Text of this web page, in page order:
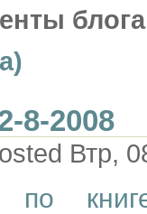
8-2008
Втр,
по